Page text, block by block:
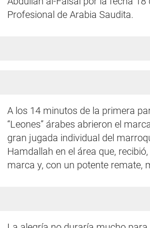
Profesional de Arabia Saudita.
A los 14 minutos de la primera
“Leones” árabes abrieron el
gran jugada individual del
Hamdallah en el área que,
marca y, con un potente remate,